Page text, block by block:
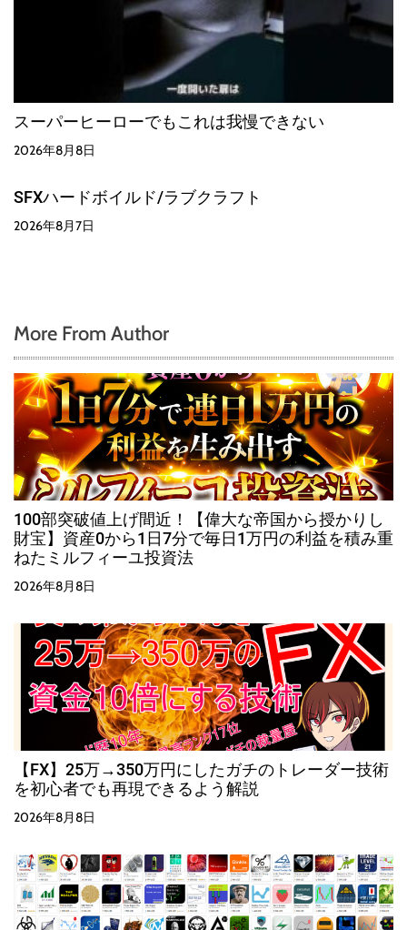
スーパーヒーローでもこれは我慢できない
2026年8月8日
SFXハードボイルド/ラブクラフト
2026年8月7日
More From Author
100部突破値上げ間近！【偉大な帝国から授かりし
財宝】資産0から1日7分で毎日1万円の利益を積み重
ねたミルフィーユ投資法
2026年8月8日
【FX】25万→350万円にしたガチのトレーダー技術
を初心者でも再現できるよう解説
2026年8月8日